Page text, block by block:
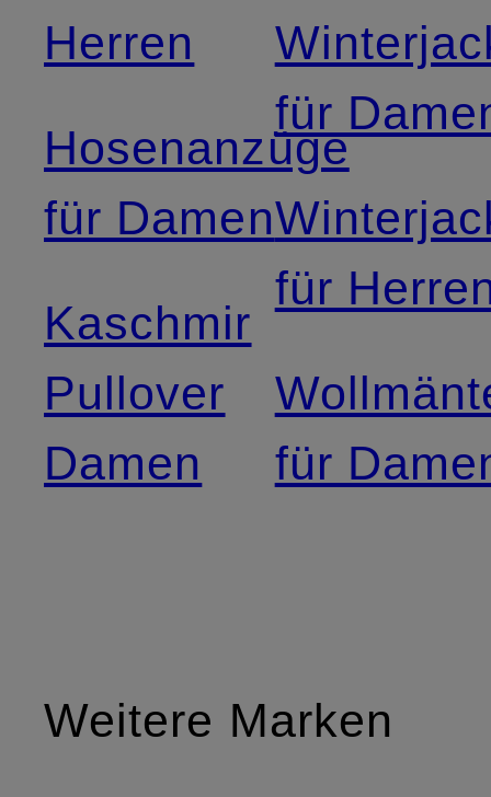
Herren
Hosenanzüge
für Damen
Kaschmir
Pullover
Damen
für
für
für
Weitere Marken